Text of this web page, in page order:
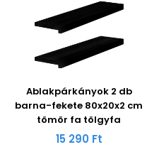
Ablakpárkányok 2 db
barna-fekete 80x20x2 cm
tömör fa tölgyfa
15 290 Ft